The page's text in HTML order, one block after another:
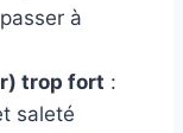
à
trop fort :
saleté